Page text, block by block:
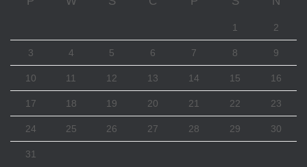
1 2
3 4 5 6 7 8 9
10 11 12 13 14 15 16
17 18 19 20 21 22 23
24 25 26 27 28 29 30
31